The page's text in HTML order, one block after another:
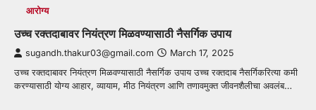
आरोग्य
उच्च रक्तदाबावर नियंत्रण मिळवण्यासाठी नैसर्गिक उपाय
sugandh.thakur03@gmail.com March 17, 2025
उच्च रक्तदाबावर नियंत्रण मिळवण्यासाठी नैसर्गिक उपाय उच्च रक्तदाब नैसर्गिकरित्या कमी
करण्यासाठी योग्य आहार, व्यायाम, मीठ नियंत्रण आणि तणावमुक्त जीवनशैलीचा अवलंब…